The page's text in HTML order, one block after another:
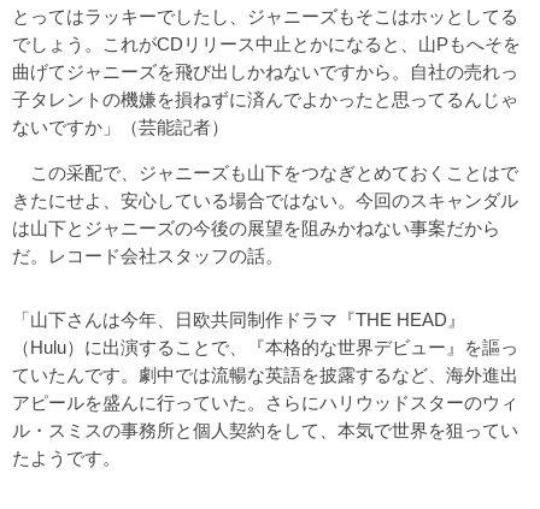
とってはラッキーでしたし、ジャニーズもそこはホッとしてる
でしょう。これがCDリリース中止とかになると、山Pもへそを
曲げてジャニーズを飛び出しかねないですから。自社の売れっ
子タレントの機嫌を損ねずに済んでよかったと思ってるんじゃ
ないですか」（芸能記者）
この采配で、ジャニーズも山下をつなぎとめておくことはで
きたにせよ、安心している場合ではない。今回のスキャンダル
は山下とジャニーズの今後の展望を阻みかねない事案だから
だ。レコード会社スタッフの話。
「山下さんは今年、日欧共同制作ドラマ『THE HEAD』
（Hulu）に出演することで、『本格的な世界デビュー』を謳っ
ていたんです。劇中では流暢な英語を披露するなど、海外進出
アピールを盛んに行っていた。さらにハリウッドスターのウィ
ル・スミスの事務所と個人契約をして、本気で世界を狙ってい
たようです。